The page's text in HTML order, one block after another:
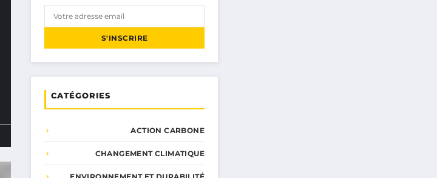
S'INSCRIRE
CATÉGORIES
ACTION CARBONE
CHANGEMENT CLIMATIQUE